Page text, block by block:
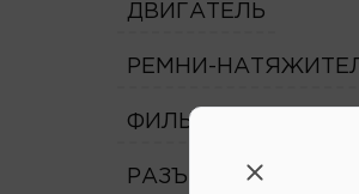
ДВИГАТЕЛЬ
РЕМНИ-
ФИЛЬТРА
РАЗЪЁМЫ